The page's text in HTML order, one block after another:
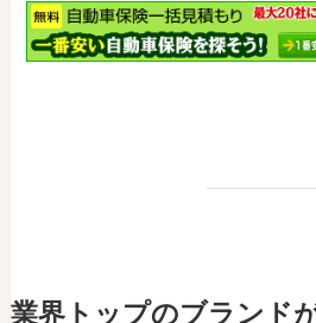
業界トップのブランド